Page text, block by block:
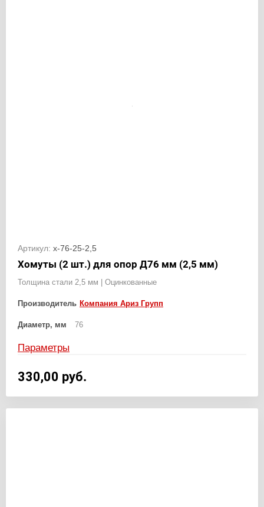
Артикул: х-76-25-2,5
Хомуты (2 шт.) для опор Д76 мм (2,5 мм)
Толщина стали 2,5 мм | Оцинкованные
Производитель Компания Ариз Групп
Диаметр, мм 76
Параметры
330,00 руб.